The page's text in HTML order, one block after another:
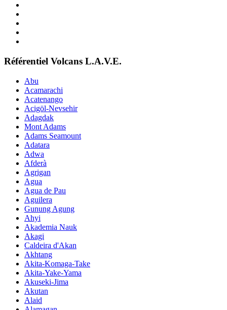
Référentiel Volcans L.A.V.E.
Abu
Acamarachi
Acatenango
Acigöl-Nevsehir
Adagdak
Mont Adams
Adams Seamount
Adatara
Adwa
Afderà
Agrigan
Agua
Agua de Pau
Aguilera
Gunung Agung
Ahyi
Akademia Nauk
Akagi
Caldeira d'Akan
Akhtang
Akita-Komaga-Take
Akita-Yake-Yama
Akuseki-Jima
Akutan
Alaid